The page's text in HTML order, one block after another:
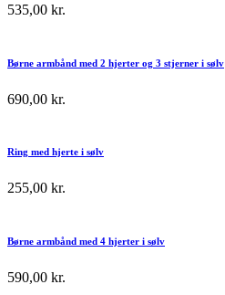
535,00 kr.
Børne armbånd med 2 hjerter og 3 stjerner i sølv
690,00 kr.
Ring med hjerte i sølv
255,00 kr.
Børne armbånd med 4 hjerter i sølv
590,00 kr.